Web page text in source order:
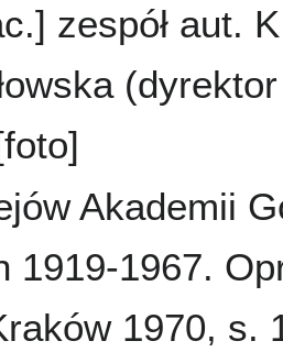
zespół aut.
Akademii
1919-1967.
1970, s.